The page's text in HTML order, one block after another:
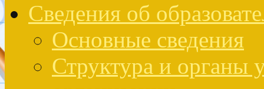
Сведения об
Основные сведения
Структура и органы